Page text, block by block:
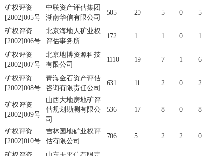
矿权评资
[2002]005号
中联资产评估集团
湖南华信有限公司
505 20 5 0 5
矿权评资
[2002]006号
北京海地人矿业权
评估事务所
172 1 1 0 1
矿权评资
[2002]007号
北京地博资源科技
有限公司
1110 19 7 1 6
矿权评资
[2002]008号
青海金石资产评估
咨询有限责任公司
631 11 2 0 2
矿权评资
[2002]009号
山西大地房地矿评
估规划勘测有限公
司
536 17 8 0 8
矿权评资
[2002]010号
吉林国地矿业权评
估有限公司
706 5 2 2 0